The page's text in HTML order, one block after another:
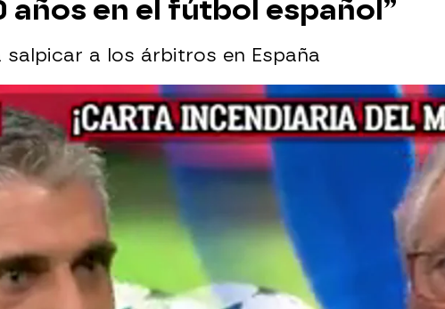
años en el fútbol español”
salpicar a los árbitros en España